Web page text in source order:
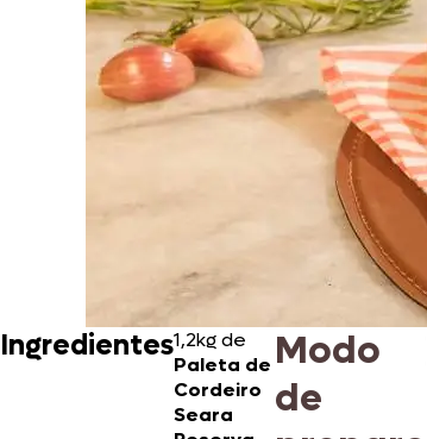
Ingredientes1,2kg de
Paleta de
Cordeiro
Seara
Modo
de